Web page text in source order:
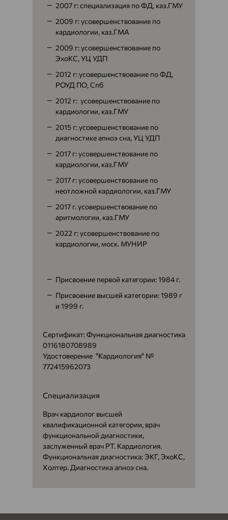
2007 г: специализация по ФД, каз.ГМУ
2009 г: усовершенствование по
кардиологии, каз.ГМА
2009 г: усовершенствование по
ЭхоКС, УЦ УДП
2012 г: усовершенствование по ФД,
РОУД ПО, Спб
2012 г: усовершенствование по
кардиологии, каз.ГМУ
2015 г: усовершенствование по
диагностике апноэ сна, УЦ УДП
2017 г: усовершенствование по
кардиологии, каз.ГМУ
2017 г: усовершенствование по
неотложной кардиологии, каз.ГМУ
2017 г. усовершенствование по
аритмологии, каз.ГМУ
2022 г: усовершенствование по
кардиологии, моск. МУНИР
Присвоение первой категории: 1984 г.
Присвоение высшей категории: 1989 г
и 1999 г.
Сертификат: Функциональная диагностика
0116180708989
Удостоверение "Кардиология" №
772415962073
Специализация
Врач кардиолог высшей
квалификационной категории, врач
функциональной диагностики,
заслуженный врач РТ. Кардиология.
Функциональная диагностика: ЭКГ, ЭхоКС,
Холтер. Диагностика апноэ сна.